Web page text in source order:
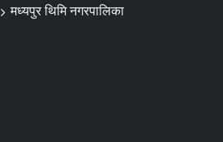
मध्यपुर थिमि नगरपालिका